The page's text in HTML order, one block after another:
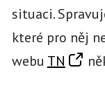
situaci.
které pro něj
webu TN